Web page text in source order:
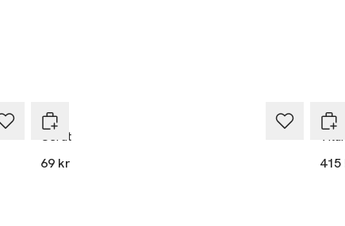
PL3
Cerat
69 kr
Jo
415